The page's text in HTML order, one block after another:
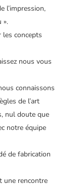
l’impression,
».
les concepts
nous vous
connaissons
de l’art
nul doute que
notre équipe
de fabrication
une rencontre